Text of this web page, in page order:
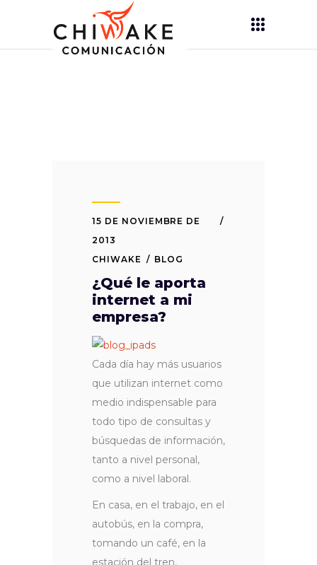
15 DE NOVIEMBRE DE
2013
CHIWAKE
BLOG
¿Qué le aporta
internet a mi
empresa?
Cada día hay más usuarios
que utilizan internet como
medio indispensable para
todo tipo de consultas y
búsquedas de información,
tanto a nivel personal,
como a nivel laboral.
En casa, en el trabajo, en el
autobús, en la compra,
tomando un café, en la
estación del tren,